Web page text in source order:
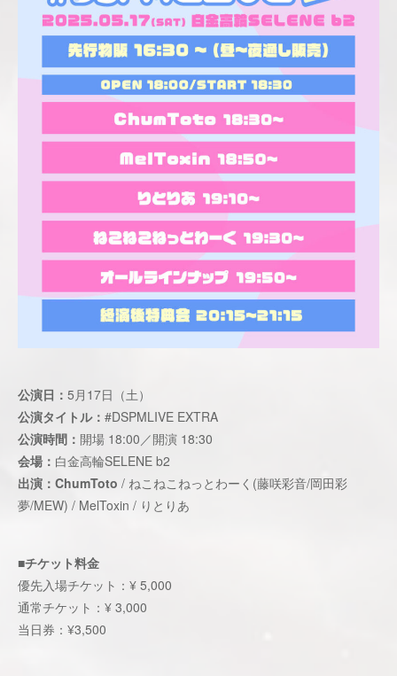
公演日： 5月17日（土）
公演タイトル： #DSPMLIVE EXTRA
公演時間： 開場 18:00／開演 18:30
会場： 白金高輪SELENE b2
出演：ChumToto / ねこねこねっとわーく(藤咲彩音/岡田彩
夢/MEW) / MelToxin / りとりあ
■チケット料金
優先入場チケット：¥ 5,000
通常チケット：¥ 3,000
当日券：¥3,500